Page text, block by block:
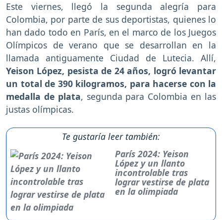
Este viernes, llegó la segunda alegría para
Colombia, por parte de sus deportistas, quienes lo
han dado todo en París, en el marco de los Juegos
Olímpicos de verano que se desarrollan en la
llamada antiguamente Ciudad de Lutecia. Allí,
Yeison López, pesista de 24 años, logró levantar
un total de 390 kilogramos, para hacerse con la
medalla de plata, segunda para Colombia en las
justas olímpicas.
Te gustaría leer también:
París 2024: Yeison
López y un llanto
incontrolable tras
lograr vestirse de plata
en la olimpiada